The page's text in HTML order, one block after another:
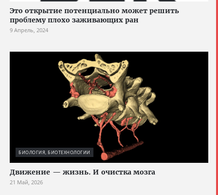
Это открытие потенциально может решить
проблему плохо заживающих ран
9 Апрель, 2024
БИОЛОГИЯ, БИОТЕХНОЛОГИИ
Движение — жизнь. И очистка мозга
21 Май, 2026